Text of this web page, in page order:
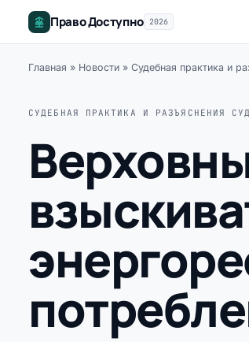
Право Доступно 2026
Главная » Новости » Судебная практика и
СУДЕБНАЯ ПРАКТИКА И РАЗЪЯСНЕНИЯ